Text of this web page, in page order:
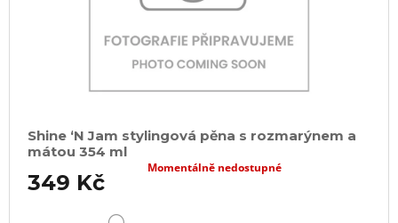
Shine ‘N Jam stylingová pěna s rozmarýnem a
mátou 354 ml
349 Kč
Momentálně nedostupné